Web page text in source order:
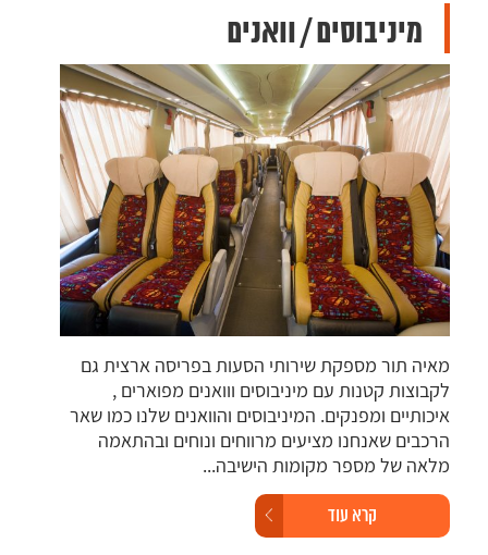
מיניבוסים / וואנים
מאיה תור מספקת שירותי הסעות בפריסה ארצית גם
לקבוצות קטנות עם מיניבוסים ווואנים מפוארים ,
איכותיים ומפנקים. המיניבוסים והוואנים שלנו כמו שאר
הרכבים שאנחנו מציעים מרווחים ונוחים ובהתאמה
מלאה של מספר מקומות הישיבה...
קרא עוד